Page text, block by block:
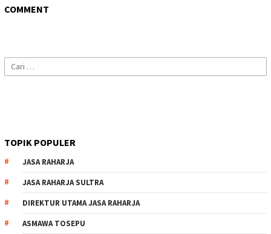
COMMENT
Cari
untuk:
TOPIK POPULER
JASA RAHARJA
JASA RAHARJA SULTRA
DIREKTUR UTAMA JASA RAHARJA
ASMAWA TOSEPU